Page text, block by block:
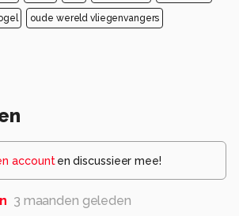
oude wereld vliegenvangers
account en discussieer mee!
3 maanden geleden